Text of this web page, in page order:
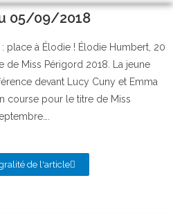
05/09/2018
: place à Élodie ! Élodie Humbert, 20
de Miss Périgord 2018. La jeune
devant Lucy Cuny et Emma
course pour le titre de Miss
de l'article